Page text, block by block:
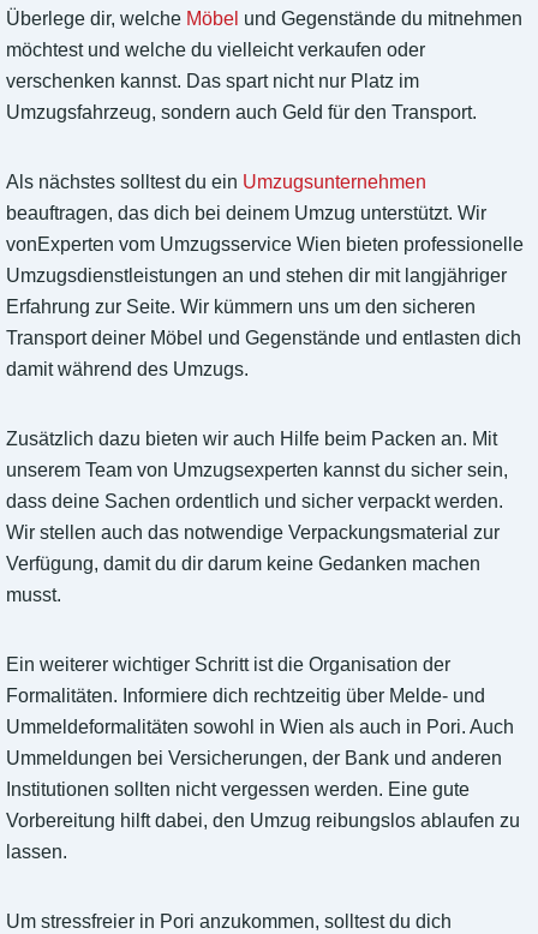
Überlege dir, welche Möbel und Gegenstände du mitnehmen
möchtest und welche du vielleicht verkaufen oder
verschenken kannst. Das spart nicht nur Platz im
Umzugsfahrzeug, sondern auch Geld für den Transport.
Als nächstes solltest du ein Umzugsunternehmen
beauftragen, das dich bei deinem Umzug unterstützt. Wir
vonExperten vom Umzugsservice Wien bieten professionelle
Umzugsdienstleistungen an und stehen dir mit langjähriger
Erfahrung zur Seite. Wir kümmern uns um den sicheren
Transport deiner Möbel und Gegenstände und entlasten dich
damit während des Umzugs.
Zusätzlich dazu bieten wir auch Hilfe beim Packen an. Mit
unserem Team von Umzugsexperten kannst du sicher sein,
dass deine Sachen ordentlich und sicher verpackt werden.
Wir stellen auch das notwendige Verpackungsmaterial zur
Verfügung, damit du dir darum keine Gedanken machen
musst.
Ein weiterer wichtiger Schritt ist die Organisation der
Formalitäten. Informiere dich rechtzeitig über Melde- und
Ummeldeformalitäten sowohl in Wien als auch in Pori. Auch
Ummeldungen bei Versicherungen, der Bank und anderen
Institutionen sollten nicht vergessen werden. Eine gute
Vorbereitung hilft dabei, den Umzug reibungslos ablaufen zu
lassen.
Um stressfreier in Pori anzukommen, solltest du dich